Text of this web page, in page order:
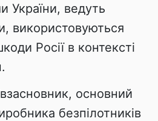
України, ведуть
використовуються
Росії в контексті
основний
безпілотників